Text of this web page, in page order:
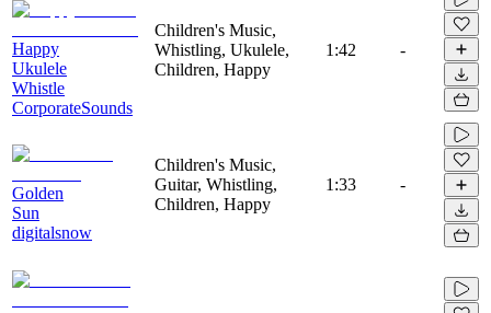
Happy
Ukulele
Whistle
CorporateSounds
Children's Music,
Whistling, Ukulele,
Children, Happy
1:42 -
Golden
Sun
digitalsnow
Children's Music,
Guitar, Whistling,
Children, Happy
1:33 -